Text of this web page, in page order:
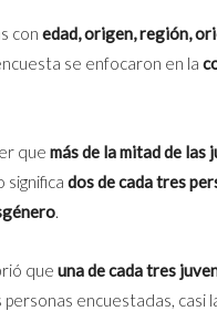
con edad, origen, región,
se enfocaron en la
que más de la mitad de
significa dos de cada tres
.
que una de cada tres
personas encuestadas, casi